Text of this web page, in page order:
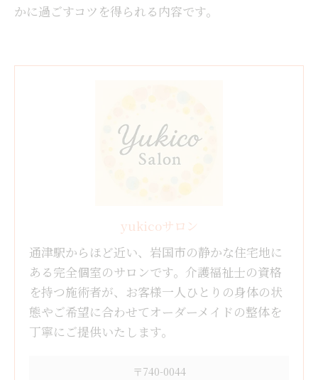
かに過ごすコツを得られる内容です。
yukicoサロン
通津駅からほど近い、岩国市の静かな住宅地に
ある完全個室のサロンです。介護福祉士の資格
を持つ施術者が、お客様一人ひとりの身体の状
態やご希望に合わせてオーダーメイドの整体を
丁寧にご提供いたします。
〒740-0044